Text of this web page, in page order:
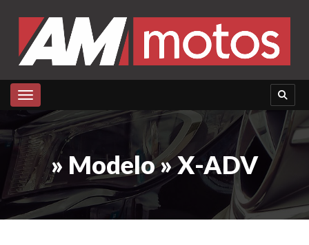
Toggle navigation
» Modelo » X-ADV